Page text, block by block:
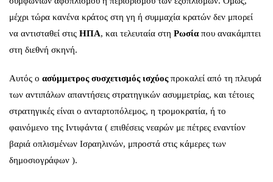
μέχρι τώρα κανένα κράτος στη γη ή συμμαχία κρατών δεν μπορεί
να αντισταθεί στις ΗΠΑ, και τελευταία στη Ρωσίαπου ανακάμπτει
στη διεθνή σκηνή.
Αυτός ο ασύμμετρος συσχετισμός ισχύοςπροκαλεί από τη πλευρά
των αντιπάλων απαντήσεις στρατηγικών ασυμμετρίας, και τέτοιες
στρατηγικές είναι ο ανταρτοπόλεμος, η τρομοκρατία, ή το
φαινόμενο της Ιντιφάντα ( επιθέσεις νεαρών με πέτρες εναντίον
βαριά οπλισμένων Ισραηλινών, μπροστά στις κάμερες των
δημοσιογράφων ).